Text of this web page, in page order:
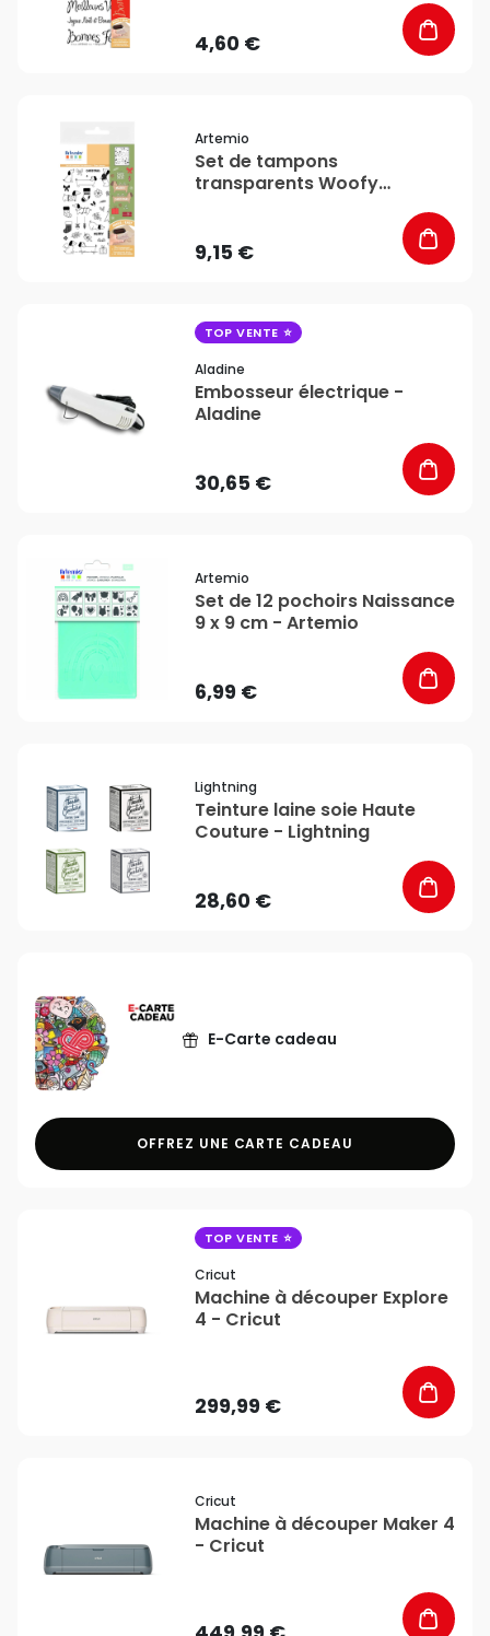
4,60 €
Artemio
Set de tampons
transparents Woofy
9,15 €
TOP VENTE
Aladine
Embosseur électrique -
Aladine
30,65 €
Artemio
Set de 12 pochoirs Naissance
9 x 9 cm - Artemio
6,99 €
Lightning
Teinture laine soie Haute
Couture - Lightning
28,60 €
E-Carte cadeau
OFFREZ UNE CARTE CADEAU
TOP VENTE
Cricut
Machine à découper Explore
4 - Cricut
299,99 €
Cricut
Machine à découper Maker 4
- Cricut